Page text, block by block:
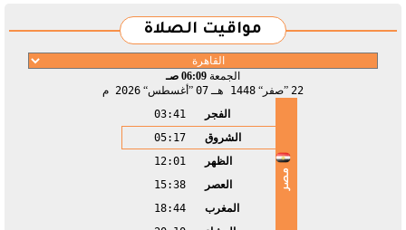
مواقيت الصلاة
الجمعة 06:09 صـ
22
صفر 1448 هـ 07 أغسطس 2026 م
مصر
الفجر
03:41
الشروق
05:17
الظهر
12:01
العصر
15:38
المغرب
18:44